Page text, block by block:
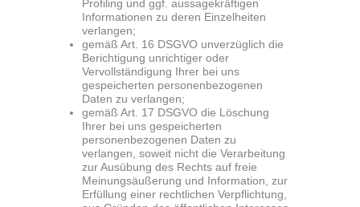
Profiling und ggf. aussagekräftigen
Informationen zu deren Einzelheiten
verlangen;
gemäß Art. 16 DSGVO unverzüglich die
Berichtigung unrichtiger oder
Vervollständigung Ihrer bei uns
gespeicherten personenbezogenen
Daten zu verlangen;
gemäß Art. 17 DSGVO die Löschung
Ihrer bei uns gespeicherten
personenbezogenen Daten zu
verlangen, soweit nicht die Verarbeitung
zur Ausübung des Rechts auf freie
Meinungsäußerung und Information, zur
Erfüllung einer rechtlichen Verpflichtung,